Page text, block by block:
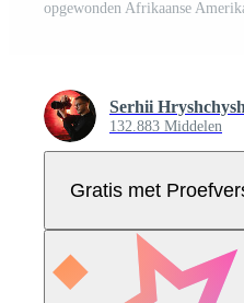
Serhii
132.883 Middelen
Gratis met